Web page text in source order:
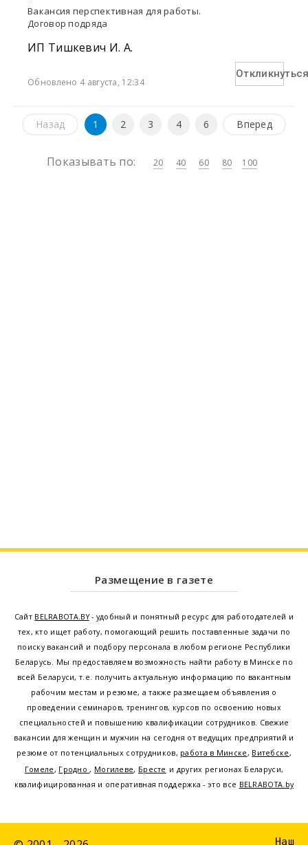
Вакансия перспективная для работы.
Договор подряда
ИП Тишкевич И. А.
Обновлено 4 августа, 12:34
Назад 1 2 3 4 6 Вперед
Показывать по: 20 40 60 80 100
Размещение в газете
Сайт BELRABOTA.BY- удобный и понятный ресурс для работодателей и
тех, кто ищет работу, помогающий решить поставленные задачи по
поиску вакансий и подбору персонала в любом регионе Республики
Беларусь. Мы предоставляем возможность найти работу в Минске по
всей Беларуси, т.е. получить актуальную информацию по вакантным
рабочим местам и резюме, а также размещаем объявления о
проведении семинаров, тренингов, курсов по освоению новых
специальностей и повышению квалификации сотрудников. Свежие
вакансии для женщин и мужчин на сегодня от ведущих предприятий и
резюме от потенциальных сотрудников, работа в Минске, Витебске,
Гомеле, Гродно, Могилеве, Бресте и других регионах Беларуси,
квалифицированная и оперативная поддержка - это все BELRABOTA.by
Наш